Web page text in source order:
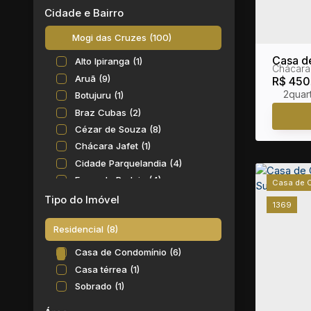
Cidade e Bairro
Mogi das Cruzes (100)
Alto Ipiranga (1)
Aruã (9)
Botujuru (1)
Braz Cubas (2)
Cézar de Souza (8)
Chácara Jafet (1)
Cidade Parquelandia (4)
Fazenda Rodeio (4)
Jardim Aracy (1)
Jardim Rubi (2)
Jardim São Pedro (2)
Jardim Universo (1)
Jundiapeba (9)
Tipo do Imóvel
Residencial (8)
Casa de Condomínio (6)
Casa térrea (1)
Sobrado (1)
Casa
R$
2
1369
Casa de